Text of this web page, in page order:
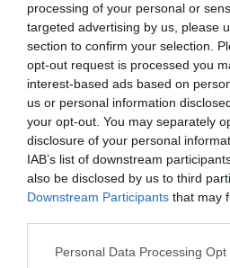
processing of your personal or
targeted advertising by us, please
section to confirm your selection.
opt-out request is processed you
interest-based ads based on
us or personal information
your opt-out. You may separately
disclosure of your personal
IAB’s list of downstream
also be disclosed by us to third
Downstream Participants that may
Please note that this website/app
Personal Data Processing Opt
ΔΙΑΒΑΣΤΕ ΕΠΙΣΗΣ
εκκλησία της Εύβοιας